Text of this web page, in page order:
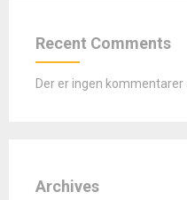
Recent Comments
Der er ingen kommentarer
Archives